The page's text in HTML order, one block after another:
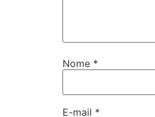
Nome *
E-mail *